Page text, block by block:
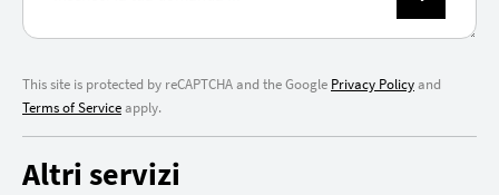
This site is protected by reCAPTCHA and the Google Privacy Policyand
Terms of Serviceapply.
Altri servizi